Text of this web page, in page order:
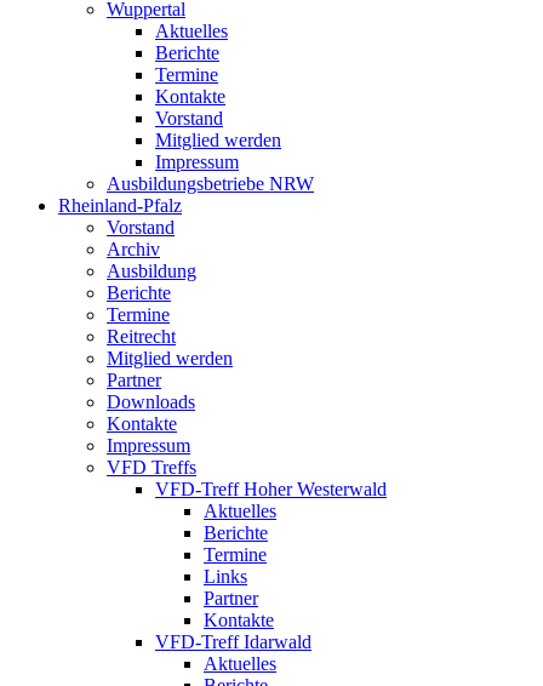
Wuppertal
Aktuelles
Berichte
Termine
Kontakte
Vorstand
Mitglied werden
Impressum
Ausbildungsbetriebe NRW
Rheinland-Pfalz
Vorstand
Archiv
Ausbildung
Berichte
Termine
Reitrecht
Mitglied werden
Partner
Downloads
Kontakte
Impressum
VFD Treffs
VFD-Treff Hoher Westerwald
Aktuelles
Berichte
Termine
Links
Partner
Kontakte
VFD-Treff Idarwald
Aktuelles